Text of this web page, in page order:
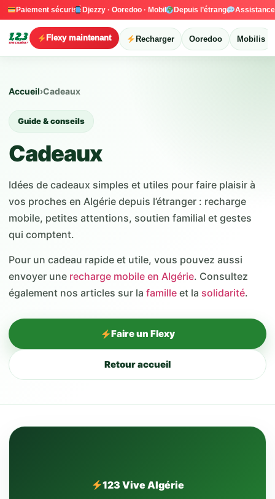
Paiement sécurisé Djezzy · Ooredoo · Mobilis Depuis l’étranger
Recharger Ooredoo Mobilis
Flexy maintenant
Accueil›Cadeaux
Guide & conseils
Cadeaux
Idées de cadeaux simples et utiles pour faire plaisir à
vos proches en Algérie depuis l’étranger : recharge
mobile, petites attentions, soutien familial et gestes
qui comptent.
Pour un cadeau rapide et utile, vous pouvez aussi
envoyer une recharge mobile en Algérie. Consultez
également nos articles sur la famille et la solidarité.
Faire un Flexy
Retour accueil
123 Vive Algérie